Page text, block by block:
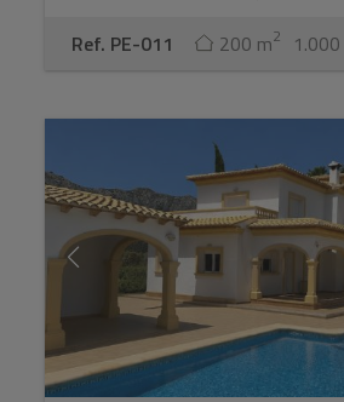
Ref. PE-011 200 m2